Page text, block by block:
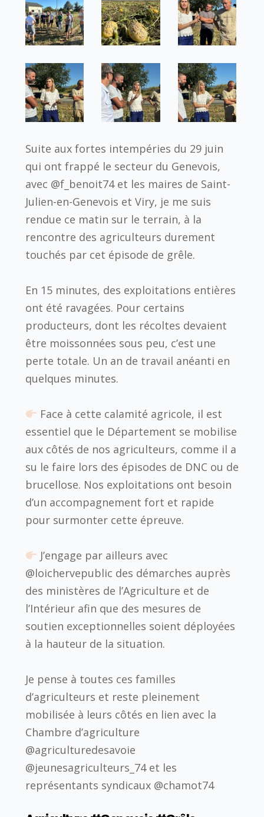
Suite aux fortes intempéries du 29 juin
qui ont frappé le secteur du Genevois,
avec @f_benoit74 et les maires de Saint-
Julien-en-Genevois et Viry, je me suis
rendue ce matin sur le terrain, à la
rencontre des agriculteurs durement
touchés par cet épisode de grêle.
En 15 minutes, des exploitations entières
ont été ravagées. Pour certains
producteurs, dont les récoltes devaient
être moissonnées sous peu, c’est une
perte totale. Un an de travail anéanti en
quelques minutes.
Face à cette calamité agricole, il est
essentiel que le Département se mobilise
aux côtés de nos agriculteurs, comme il a
su le faire lors des épisodes de DNC ou de
brucellose. Nos exploitations ont besoin
d’un accompagnement fort et rapide
pour surmonter cette épreuve.
J’engage par ailleurs avec
@loichervepublic des démarches auprès
des ministères de l’Agriculture et de
l’Intérieur afin que des mesures de
soutien exceptionnelles soient déployées
à la hauteur de la situation.
Je pense à toutes ces familles
d’agriculteurs et reste pleinement
mobilisée à leurs côtés en lien avec la
Chambre d’agriculture
@agriculturedesavoie
@jeunesagriculteurs_74 et les
représentants syndicaux @chamot74